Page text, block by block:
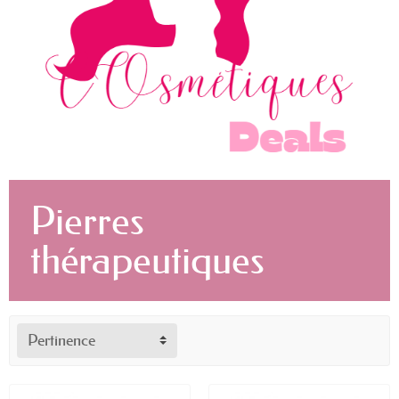
Pierres
thérapeutiques
Pertinence